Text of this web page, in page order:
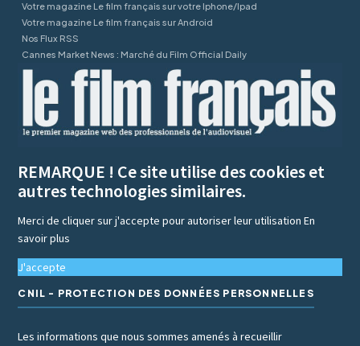
Votre magazine Le film français sur votre Iphone/Ipad
Votre magazine Le film français sur Android
Nos Flux RSS
Cannes Market News : Marché du Film Official Daily
REMARQUE ! Ce site utilise des cookies et
autres technologies similaires.
Merci de cliquer sur j'accepte pour autoriser leur utilisationEn
savoir plus
J'accepte
CNIL - PROTECTION DES DONNÉES PERSONNELLES
Les informations que nous sommes amenés à recueillir